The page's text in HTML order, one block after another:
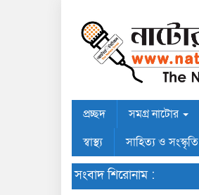
প্রচ্ছদ সমগ্র নাটোর
স্বাস্থ্য
সাহিত্য ও সংস্কৃতি
সংবাদ শিরোনাম :